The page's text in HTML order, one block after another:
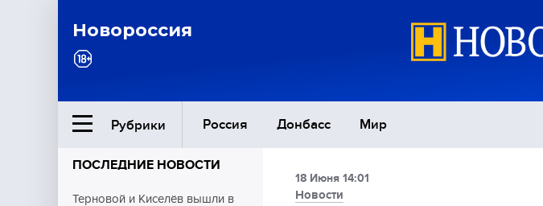
Новороссия
Рубрики Россия Донбасс Мир
Ближний Восток
ПОСЛЕДНИЕ НОВОСТИ
Терновой и Киселёв вышли в
18 Июня 14:01
Новости